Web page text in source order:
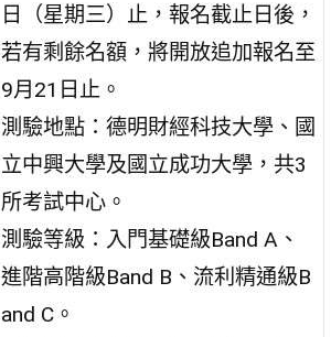
日（星期三）止，報名截止日後，
若有剩餘名額，將開放追加報名至
9月21日止。
測驗地點：德明財經科技大學、國
立中興大學及國立成功大學，共3
所考試中心。
測驗等級：入門基礎級Band A、
進階高階級Band B、流利精通級B
and C。